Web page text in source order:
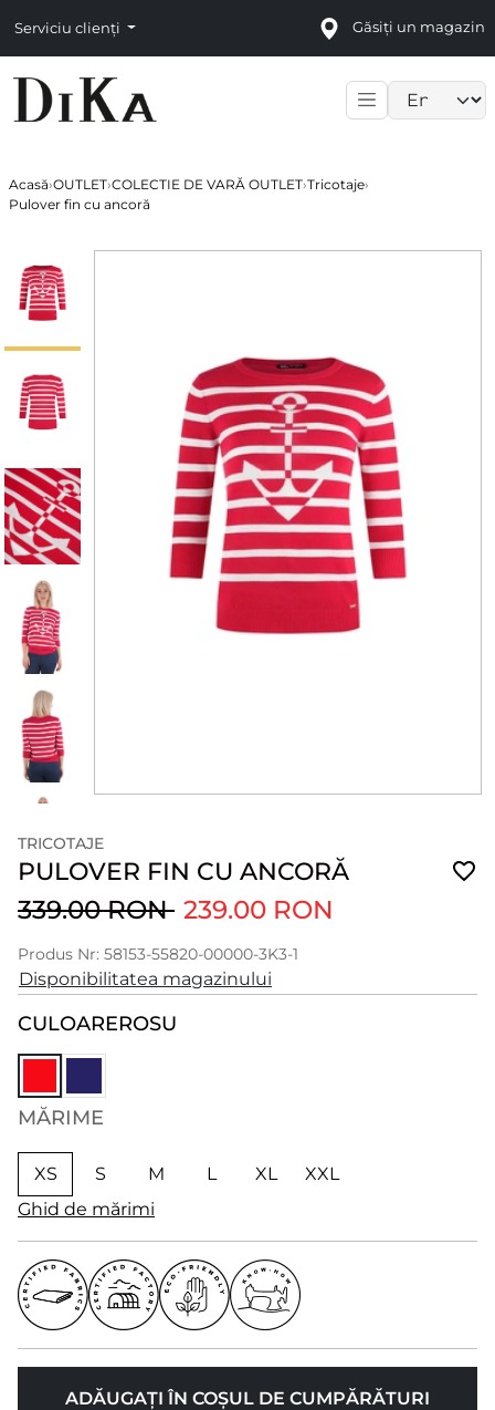
Serviciu clienți Găsiți un magazin
Acasă›OUTLET›COLECTIE DE VARĂ OUTLET›Tricotaje›
Pulover fin cu ancoră
TRICOTAJE
PULOVER FIN CU ANCORĂ
339.00 RON 239.00 RON
Produs Nr: 58153-55820-00000-3K3-1
Disponibilitatea magazinului
CULOAREROSU
MĂRIME
XS S M L XL
XXL
Ghid de mărimi
ADĂUGAȚI ÎN COȘUL DE CUMPĂRĂTURI